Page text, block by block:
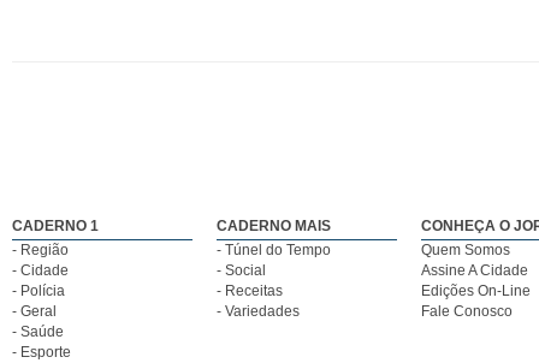
CADERNO 1
- Região
- Cidade
- Polícia
- Geral
- Saúde
- Esporte
CADERNO MAIS
- Túnel do Tempo
- Social
- Receitas
- Variedades
CONHEÇA O
Quem Somos
Assine A Cidade
Edições On-Line
Fale Conosco